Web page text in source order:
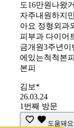
도16만원나왔
자주내원하지
아요 정형외과
피부과 다이어
금개원3주년
에있는척척본
본피
김보*
26.03.24
1번째 방문
도움돼요